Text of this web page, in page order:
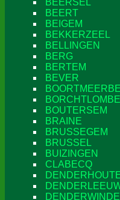
BEERSEL
BEERT
BEIGEM
BEKKERZEEL
BELLINGEN
BERG
BERTEM
BEVER
BOUTERSEM
BRAINE
BRUSSEGEM
BRUSSEL
BUIZINGEN
CLABECQ